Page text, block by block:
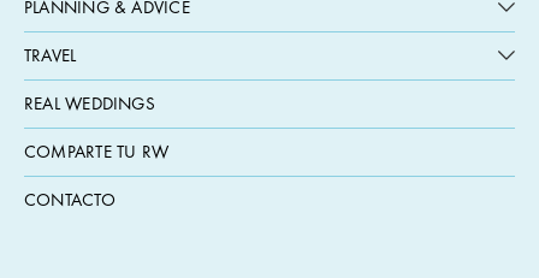
PLANNING & ADVICE
TRAVEL
REAL WEDDINGS
COMPARTE TU RW
CONTACTO